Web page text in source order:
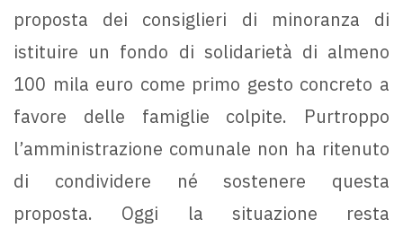
proposta dei consiglieri di minoranza di
istituire un fondo di solidarietà di almeno
100 mila euro come primo gesto concreto a
favore delle famiglie colpite. Purtroppo
l’amministrazione comunale non ha ritenuto
di condividere né sostenere questa
proposta. Oggi la situazione resta